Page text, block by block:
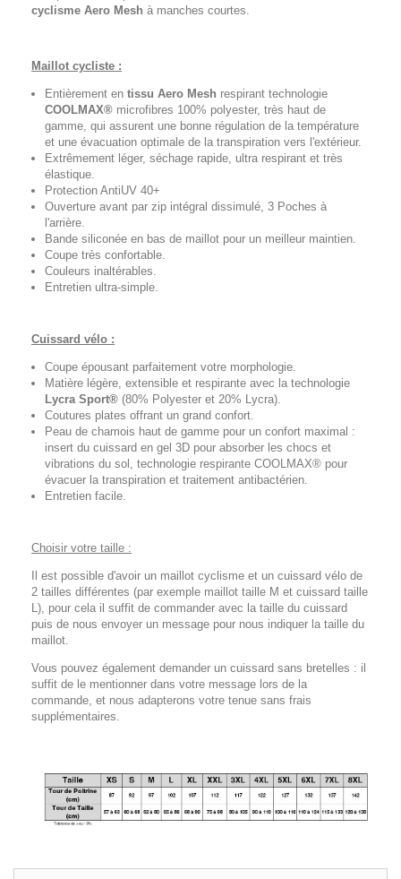
cyclisme Aero Mesh à manches courtes.
Maillot cycliste :
Entièrement en tissu Aero Mesh respirant technologie
COOLMAX® microfibres 100% polyester, très haut de
gamme, qui assurent une bonne régulation de la température
et une évacuation optimale de la transpiration vers l'extérieur.
Extrêmement léger, séchage rapide, ultra respirant et très
élastique.
Protection AntiUV 40+
Ouverture avant par zip intégral dissimulé, 3 Poches à
l'arrière.
Bande siliconée en bas de maillot pour un meilleur maintien.
Coupe très confortable.
Couleurs inaltérables.
Entretien ultra-simple.
Cuissard vélo :
Coupe épousant parfaitement votre morphologie.
Matière légère, extensible et respirante avec la technologie
Lycra Sport® (80% Polyester et 20% Lycra).
Coutures plates offrant un grand confort.
Peau de chamois haut de gamme pour un confort maximal :
insert du cuissard en gel 3D pour absorber les chocs et
vibrations du sol, technologie respirante COOLMAX® pour
évacuer la transpiration et traitement antibactérien.
Entretien facile.
Choisir votre taille :
Il est possible d'avoir un maillot cyclisme et un cuissard vélo de
2 tailles différentes (par exemple maillot taille M et cuissard taille
L), pour cela il suffit de commander avec la taille du cuissard
puis de nous envoyer un message pour nous indiquer la taille du
maillot.
Vous pouvez également demander un cuissard sans bretelles : il
suffit de le mentionner dans votre message lors de la
commande, et nous adapterons votre tenue sans frais
supplémentaires.